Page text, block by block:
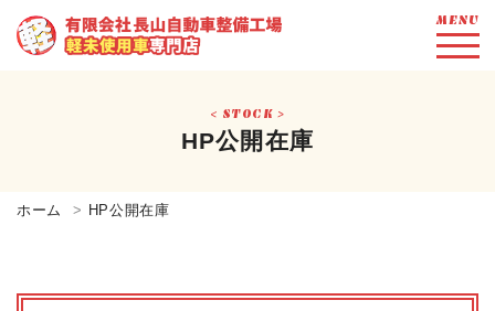
MENU
STOCK
HP公開在庫
ホーム HP公開在庫